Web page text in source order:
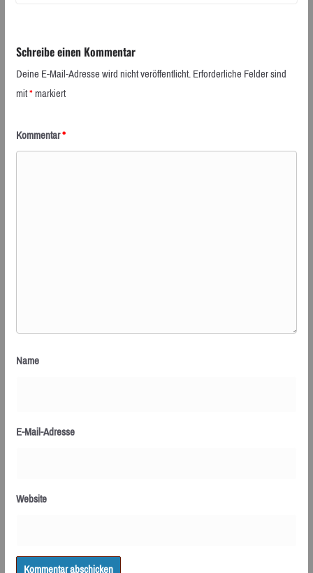
Schreibe einen Kommentar
Deine E-Mail-Adresse wird nicht veröffentlicht.Erforderliche Felder sind
mit*markiert
Kommentar*
Name
E-Mail-Adresse
Website